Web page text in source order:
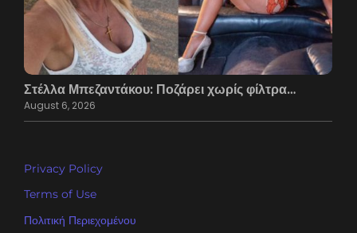
Στέλλα Μπεζαντάκου: Ποζάρει χωρίς φίλτρα…
August 6, 2026
Privacy Policy
Terms of Use
Πολιτική Περιεχομένου